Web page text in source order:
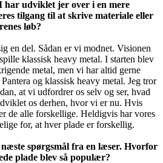
har udviklet jer over i en mere
tilgang til at skrive materiale eller
løb?
en del. Sådan er vi modnet. Visionen
klassisk heavy metal. I starten blev
metal, men vi har altid gerne
og klassisk heavy metal. Jeg tror
at vi udfordrer os selv og ser, hvad
os derhen, hvor vi er nu. Hvis
de alle forskellige. Heldigvis har vores
for, at hver plade er forskellig.
spørgsmål fra en læser. Hvorfor
plade blev så populær?